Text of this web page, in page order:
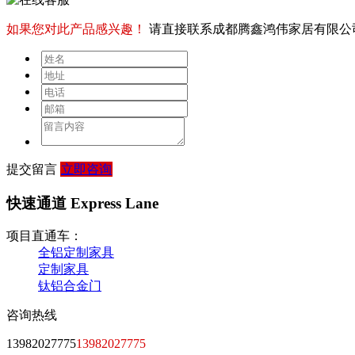
如果您对此产品感兴趣！ 请直接联系成都腾鑫鸿伟家居有限公
提交留言 立即咨询
快速通道 Express Lane
项目直通车：
全铝定制家具
定制家具
钛铝合金门
咨询热线
1398202777513982027775